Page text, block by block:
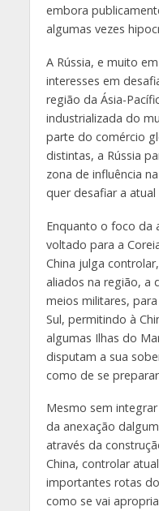
embora
algumas vezes
A Rússia, e muito
interesses em
região da Ásia-
industrializada do
parte do comércio
distintas, a Rússia
zona de influência
quer desafiar a
Enquanto o foco da
voltado para a
China julga
aliados na região, a
meios militares,
Sul, permitindo à
algumas Ilhas do
disputam a sua
como de se
Mesmo sem
da anexação
através da
China, controlar
importantes rotas
como se vai